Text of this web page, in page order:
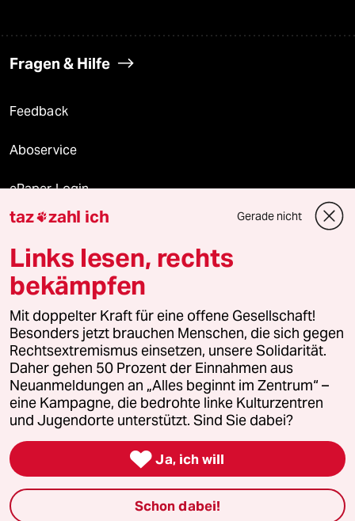
Fragen & Hilfe
Feedback
Aboservice
ePaper Login
Downloads für Abonnierende
© 2026 taz Verlags und Vertriebs GmbH
Alle Rechte vorbehalten. Bei rechtlichen Fragen oder für Genehmigungen
wenden Sie sich bitte an
lizenzen@taz.de
Feedback Redaktionsstatut Kommune-Richtlinien
Leitlinie Informant Datenschutz Impressum AGB
Seitenwende Einwilligungen widerrufen (Ads)
taz zahl ich Gerade nicht
Links lesen, rechts
bekämpfen
Mit doppelter Kraft für eine offene Gesellschaft!
Besonders jetzt brauchen Menschen, die sich gegen
Rechtsextremismus einsetzen, unsere Solidarität.
Daher gehen 50 Prozent der Einnahmen aus
Neuanmeldungen an „Alles beginnt im Zentrum“ –
eine Kampagne, die bedrohte linke Kulturzentren
und Jugendorte unterstützt. Sind Sie dabei?
 Ja, ich will
Schon dabei!